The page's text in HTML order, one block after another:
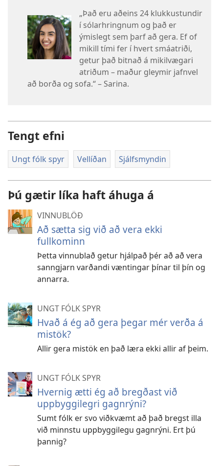
„Það eru aðeins 24 klukkustundir
í sólarhringnum og það er
ýmislegt sem þarf að gera. Ef of
mikill tími fer í hvert smáatriði,
getur það bitnað á mikilvægari
atriðum – maður gleymir jafnvel
að borða og sofa.“ – Sarina.
Tengt efni
Ungt fólk spyr Vellíðan Sjálfsmyndin
Þú gætir líka haft áhuga á
VINNUBLÖÐ
Að sætta sig við að vera ekki
fullkominn
Þetta vinnublað getur hjálpað þér að að vera
sanngjarn varðandi væntingar þínar til þín og
annarra.
UNGT FÓLK SPYR
Hvað á ég að gera þegar mér verða á
mistök?
Allir gera mistök en það læra ekki allir af þeim.
UNGT FÓLK SPYR
Hvernig ætti ég að bregðast við
uppbyggilegri gagnrýni?
Sumt fólk er svo viðkvæmt að það bregst illa
við minnstu uppbyggilegu gagnrýni. Ert þú
þannig?